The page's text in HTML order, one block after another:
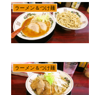
ラーメン＆つけ麺
ラーメン＆つけ麺